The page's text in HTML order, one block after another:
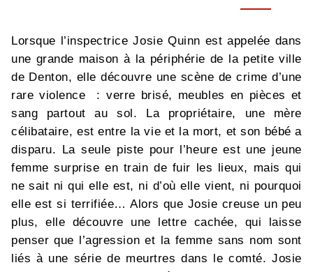
Lorsque l’inspectrice Josie Quinn est appelée dans
une grande maison à la périphérie de la petite ville
de Denton, elle découvre une scène de crime d’une
rare violence : verre brisé, meubles en pièces et
sang partout au sol. La propriétaire, une mère
célibataire, est entre la vie et la mort, et son bébé a
disparu. La seule piste pour l’heure est une jeune
femme surprise en train de fuir les lieux, mais qui
ne sait ni qui elle est, ni d’où elle vient, ni pourquoi
elle est si terrifiée… Alors que Josie creuse un peu
plus, elle découvre une lettre cachée, qui laisse
penser que l’agression et la femme sans nom sont
liés à une série de meurtres dans le comté. Josie